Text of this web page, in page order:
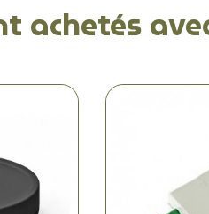
achetés